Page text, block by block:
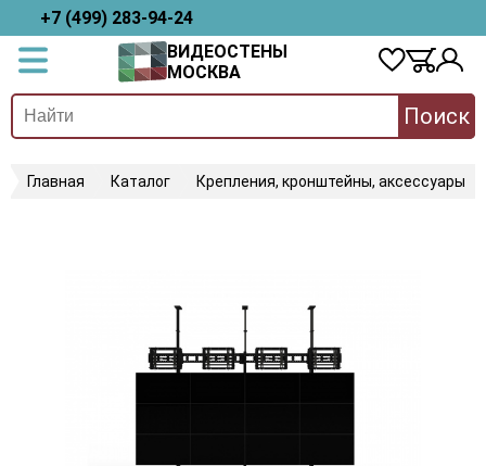
+7 (499) 283-94-24
ВИДЕОСТЕНЫ
МОСКВА
Поиск
Главная Каталог Крепления, кронштейны, аксессуары